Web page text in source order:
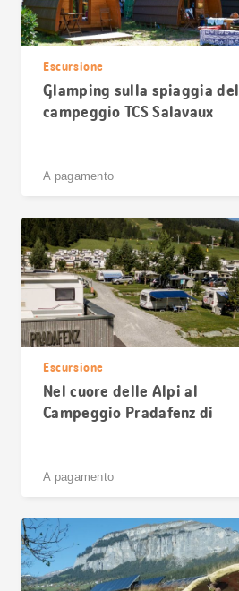
Escursione
Glamping sulla spiaggia del
campeggio TCS Salavaux
A pagamento
Escursione
Nel cuore delle Alpi al
Campeggio Pradafenz di
A pagamento